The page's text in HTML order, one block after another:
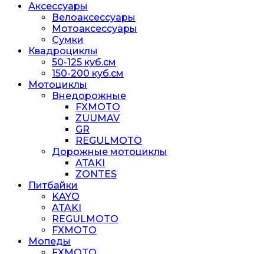
Аксессуары
Велоаксессуары
Мотоаксессуары
Сумки
Квадроциклы
50-125 куб.см
150-200 куб.см
Мотоциклы
Внедорожные
FXMOTO
ZUUMAV
GR
REGULMOTO
Дорожные мотоциклы
ATAKI
ZONTES
Питбайки
KAYO
ATAKI
REGULMOTO
FXMOTO
Мопеды